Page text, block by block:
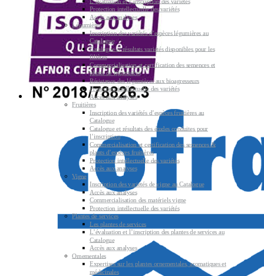
Protection intellectuelle des variétés
Accès aux analyses
Légumières
Inscription des variétés d’espèces légumières au
Catalogue
Catalogue et résultats variétés disponibles pour les
filières
Commercialisation et certification des semences et
plants de légumières
Résistance des légumières aux bioagresseurs
Protection intellectuelle des variétés
Accès aux analyses
Fruitières
Inscription des variétés d’espèces fruitières au
Catalogue
Catalogue et résultats des études conduites pour
l’inscription
Commercialisation et certification des semences &
plants d’espèces fruitières
Protection intellectuelle des variétés
Accès aux analyses
Vigne
Inscription des variétés de vigne au Catalogue
Accès aux analyses
Commercialisation des matériels vigne
Protection intellectuelle des variétés
Plantes de services
Les plantes de services
L’évaluation et l’inscription des plantes de services au
Catalogue
Accès aux analyses
Ornementales
Expertises sur les plantes ornementales, aromatiques et
médicinales